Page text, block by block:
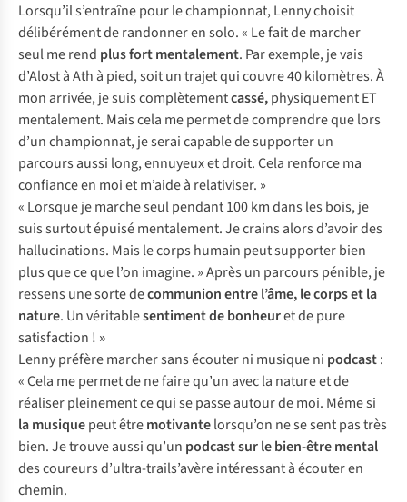
Lorsqu’il s’entraîne pour le championnat, Lenny choisit
délibérément de randonner en solo. « Le fait de marcher
seul me rend plus fort mentalement. Par exemple, je vais
d’Alost à Ath à pied, soit un trajet qui couvre 40 kilomètres. À
mon arrivée, je suis complètementcassé,physiquement ET
mentalement. Mais cela me permet de comprendre que lors
d’un championnat, je serai capable de supporter un
parcours aussi long, ennuyeux et droit. Cela renforce ma
confiance en moi et m’aide à relativiser. »
« Lorsque je marche seul pendant 100 km dans les bois, je
suis surtout épuisé mentalement. Je crains alors d’avoir des
hallucinations. Mais le corps humain peut supporter bien
plus que ce que l’on imagine. » Après un parcours pénible, je
ressens une sorte decommunion entre l’âme, le corps et la
nature. Un véritablesentiment de bonheuret de pure
satisfaction ! »
Lenny préfère marcher sans écouter ni musique ni podcast:
« Cela me permet de ne faire qu’un avec la nature et de
réaliser pleinement ce qui se passe autour de moi. Même si
la musiquepeut êtremotivantelorsqu’on ne se sent pas très
bien. Je trouve aussi qu’un podcast sur le bien-être mental
des coureurs d’ultra-trails’avère intéressant à écouter en
chemin.